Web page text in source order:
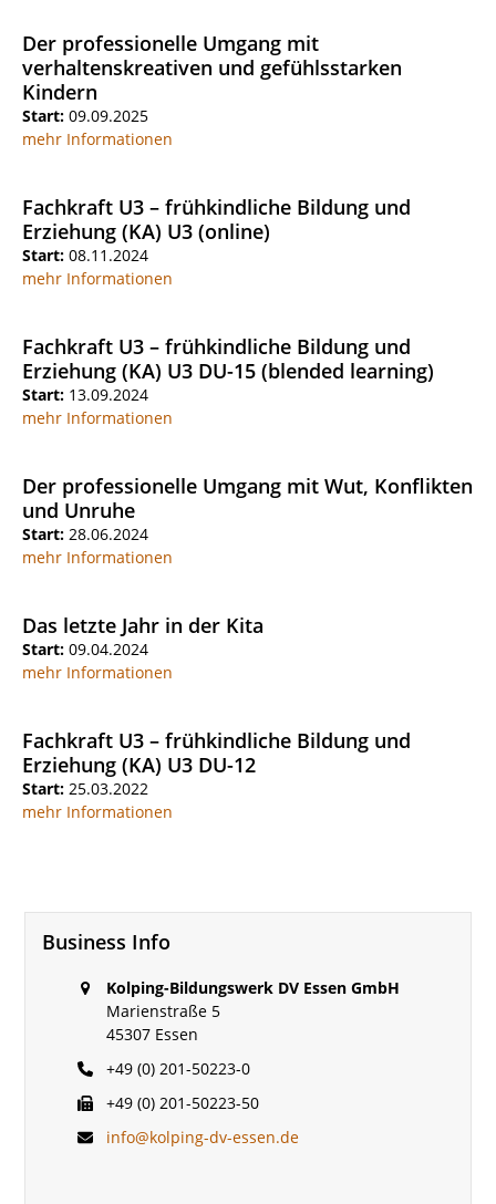
Der professionelle Umgang mit
verhaltenskreativen und gefühlsstarken
Kindern
Start:09.09.2025
mehr Informationen
Fachkraft U3 – frühkindliche Bildung und
Erziehung (KA) U3 (online)
Start:08.11.2024
mehr Informationen
Fachkraft U3 – frühkindliche Bildung und
Erziehung (KA) U3 DU-15 (blended learning)
Start:13.09.2024
mehr Informationen
Der professionelle Umgang mit Wut, Konflikten
und Unruhe
Start:28.06.2024
mehr Informationen
Das letzte Jahr in der Kita
Start:09.04.2024
mehr Informationen
Fachkraft U3 – frühkindliche Bildung und
Erziehung (KA) U3 DU-12
Start:25.03.2022
mehr Informationen
Business Info
Kolping-Bildungswerk DV Essen GmbH
Marienstraße 5
45307 Essen
+49 (0) 201-50223-0
+49 (0) 201-50223-50
info@kolping-dv-essen.de